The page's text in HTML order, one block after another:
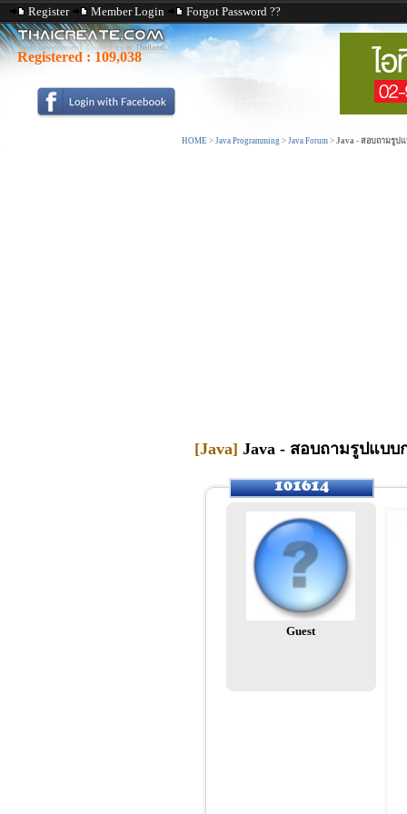
Register Member Login Forgot Password ??
Registered : 109,038
HOME > Java Programming > Java Forum > Java - สอบถามรูป
[Java] Java - สอบถามรูปแบ
Guest